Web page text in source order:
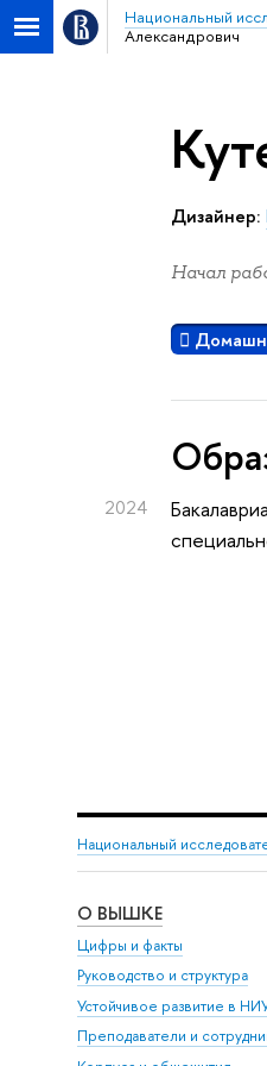
Национальный
Александрович
Дизайнер:
Начал
2024
Национальный
О ВЫШКЕ
Цифры и факты
Руководство и структура
Устойчивое развитие в
Преподаватели и